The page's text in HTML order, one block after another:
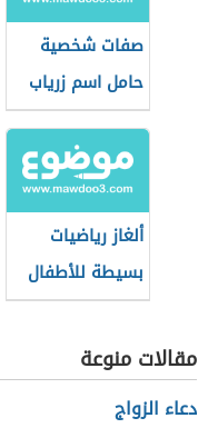
صفات شخصية
حامل اسم زرياب
ألغاز رياضيات
بسيطة للأطفال
مقالات منوعة
دعاء الزواج